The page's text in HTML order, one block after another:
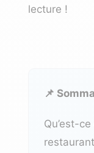
lecture !
📌
Qu’est-